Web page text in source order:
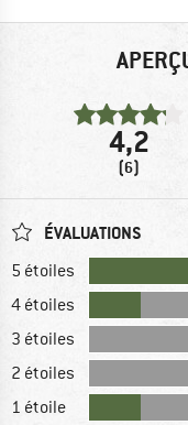
4,2
(6)
ÉVALUATIONS
5 étoiles
4 étoiles
3 étoiles
2 étoiles
1 étoile